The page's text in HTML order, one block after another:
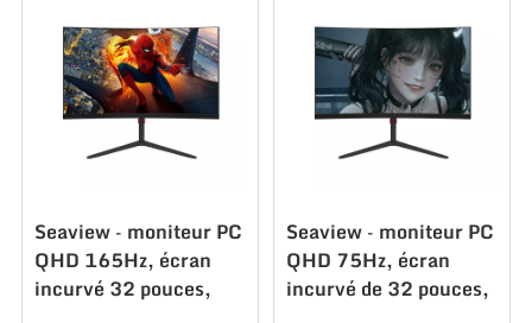
Seaview – moniteur PC
QHD 165Hz, écran
incurvé 32 pouces,
Seaview – moniteur PC
QHD 75Hz, écran
incurvé de 32 pouces,